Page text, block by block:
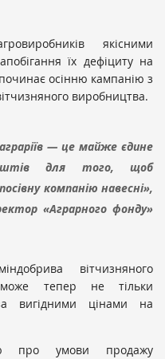
якісними
їх дефіциту на
осінню кампанію з
виробництва.
— це майже єдине
для того, щоб
компанію навесні»,
«Аграрного фонду»
вітчизняного
може тепер не тільки
вигідними цінами на
про умови продажу